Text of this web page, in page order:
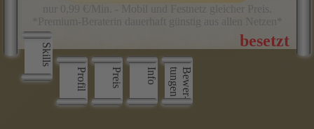
Skills
Profil
Preis Info B
e
w
e
r
­
t
u
n
g
e
n